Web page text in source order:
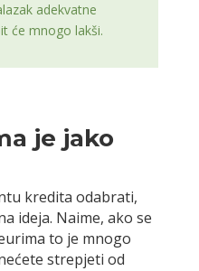
adekvatne
će mnogo lakši.
je jako
kredita odabrati,
ideja. Naime, ako se
to je mnogo
strepjeti od